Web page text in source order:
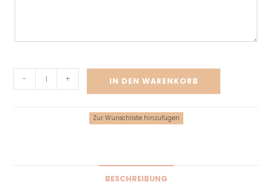
- + IN DEN WARENKORB
Zur Wunschliste hinzufügen
BESCHREIBUNG